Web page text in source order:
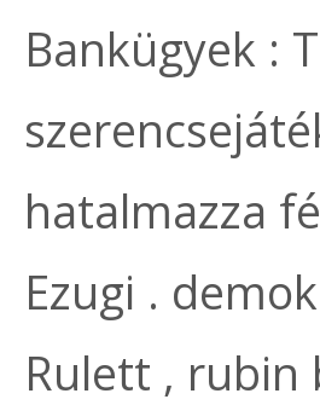
Bankügyek :
hatalmazza
Ezugi .
Rulett , rubin